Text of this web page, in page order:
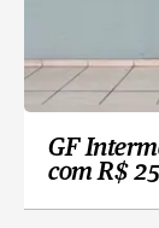
GF
com R$